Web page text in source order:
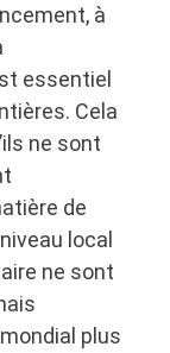
à
essentiel
Cela
ne sont
de
local
ne sont
plus